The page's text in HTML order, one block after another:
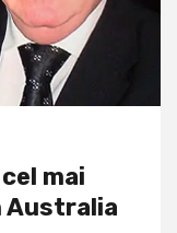
mai
Australia